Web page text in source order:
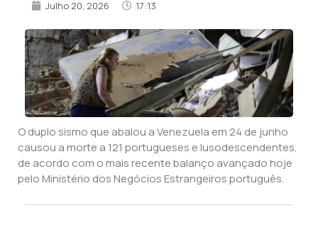
Julho 20, 2026 17:13
O duplo sismo que abalou a Venezuela em 24 de junho
causou a morte a 121 portugueses e lusodescendentes,
de acordo com o mais recente balanço avançado hoje
pelo Ministério dos Negócios Estrangeiros português.